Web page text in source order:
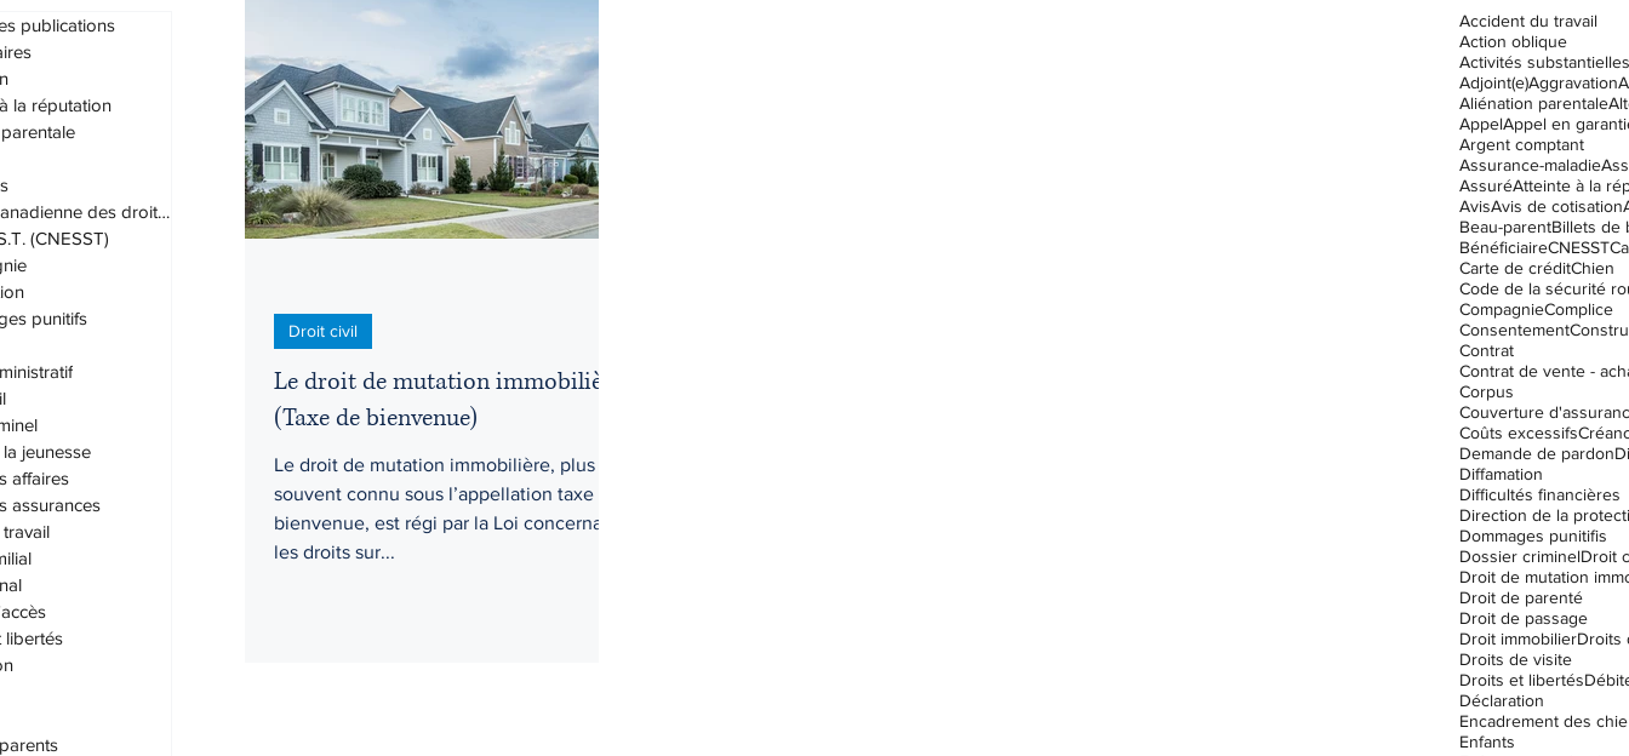
publications
la réputation
Charte canadienne des droits et lib
(CNESST)
punitifs
jeunesse
affaires
assurances
libertés
Droit administratif Droit civil Droit criminel
Droit du travail Droit familial Droit pénal
Le droit de mutation immobilière
(Taxe de bienvenue)
Le droit de mutation immobilière, plus
souvent connu sous l’appellation taxe de
bienvenue, est régi par la Loi concernant
les droits sur...
Droit civil
Accident du travail
Action oblique
Activités substantielles
Adjoint(e)Aggravation
Aliénation parentale
AppelAppel en
Argent comptant
Assurance-maladie
AssuréAtteinte à la
AvisAvis de cotisation
Beau-parentBillets de
BénéficiaireCNESST
Carte de créditChien
Code de la sécurité
CompagnieComplice
Consentement
Contrat
Contrat de vente -
Corpus
Couverture
Coûts excessifs
Demande de pardon
Diffamation
Difficultés financières
Dommages punitifis
Dossier criminelDroit
Droit de mutation
Droit de parenté
Droit de passage
Droit immobilierDroits
Droits de visite
Droits et libertés
Déclaration
Encadrement des
Enfants